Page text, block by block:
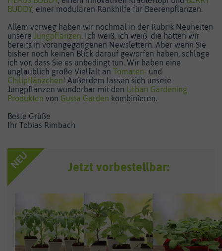
BUDDY, einer modularen Rankhilfe für Beerenpflanzen.
Allem vorweg haben wir nochmal in der Rubrik Neuheiten
unsere Jungpflanzen. Ich weiß, ich weiß, die hatten wir
bereits in vorangegangenen Newslettern. Aber wenn Sie
bisher noch keinen Blick darauf geworfen haben, schlage
ich vor, dass Sie es unbedingt tun. Wir haben eine
unglaublich große Vielfalt an Tomaten- und
Chilipflänzchen! Außerdem lassen sich unsere
Jungpflanzen wunderbar mit den Urban Gardening
Produkten von Gusta Garden kombinieren.
Beste Grüße
Ihr Tobias Rimbach
Jetzt vorbestellbar: